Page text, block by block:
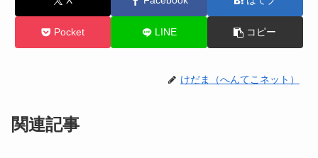
Pocket LINE コピー
けだま（へんてこネット）
関連記事